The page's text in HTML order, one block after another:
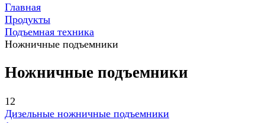
Главная
Продукты
Подъемная техника
Ножничные подъемники
Ножничные подъемники
12
Дизельные ножничные подъемники